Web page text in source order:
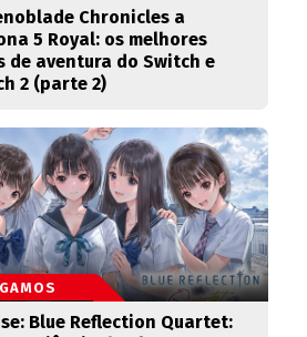
Chronicles a
5 Royal: os melhores
de aventura do Switch e
2 (parte 2)
Blue Reflection Quartet: